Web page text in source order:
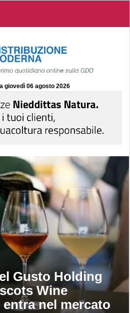
giovedì 06 agosto 2026
Gusto Holding
Wine
nel mercato